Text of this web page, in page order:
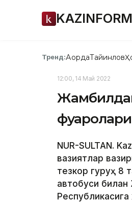
KAZINFORM
Тренд:АқордаТайинлов
12:00, 14 Май 2022
NUR-SULTAN.
вазиятлар
тезкор гуруҳ 8
автобуси